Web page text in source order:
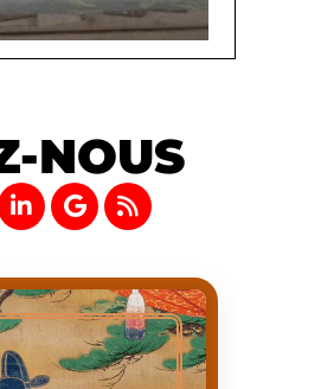
NOUS
TOYOTOMI
HIDEYOSHI